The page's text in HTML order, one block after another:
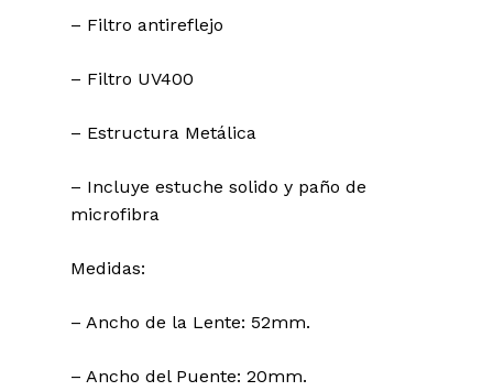
– Filtro antireflejo
– Filtro UV400
– Estructura Metálica
– Incluye estuche solido y paño de
microfibra
Medidas:
– Ancho de la Lente: 52mm.
– Ancho del Puente: 20mm.